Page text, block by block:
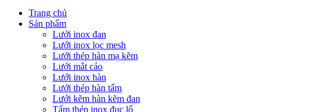
Trang chủ
Sản phẩm
Lưới inox đan
Lưới inox lọc mesh
Lưới thép hàn mạ kẽm
Lưới mắt cáo
Lưới inox hàn
Lưới thép hàn tấm
Lưới kẽm hàn kẽm đan
Tấm thép inox đục lổ